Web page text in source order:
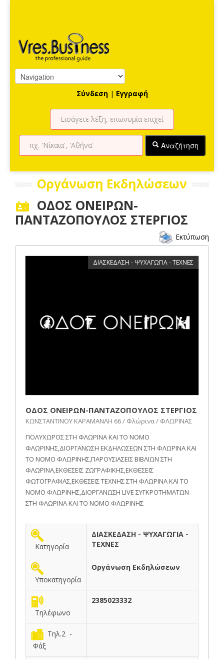
Σύνδεση | Εγγραφή
Αναζήτηση
Οργάνωση Εκδηλώσεων
ΟΔΟΣ ΟΝΕΙΡΩN-
ΠΑΝΤΑΖΟΠΟΥΛΟΣ ΣΤΕΡΓΙΟΣ
Εκτύπωση
ΔΙΑΣΚΕΔΑΣΗ - ΨΥΧΑΓΩΓΙΑ - ΤΕΧΝΕΣ
ΟΔΟΣ ΟΝΕΙΡΩN-ΠΑΝΤΑΖΟΠΟΥΛΟΣ ΣΤΕΡΓΙΟΣ
ΚΩΝΣΤΑΝΤΙΝΟΥ ΚΑΡΑΜΑΝΛΗ 66 / Φλώρινα / ΦΛΩΡΙΝΑΣ
ΠΟΛΥΧΩΡΟΣ ΣΤΗ ΦΛΩΡΙΝΑ ΚΑΙ ΤΟ ΝΟΜΟ
ΦΛΩΡΙΝΗΣ,ΔΙΟΡΓΑΝΩΣΗ ΕΚΔΗΛΩΣΕΩΝ ΣΤΗ ΦΛΩΡΙΝΑ ΚΑΙ
ΤΟ ΝΟΜΟ ΦΛΩΡΙΝΗΣ,ΠΑΡΟΥΣΙΑΣΕΙΣ ΒΙΒΛΙΩΝ ΣΤΗ
ΦΛΩΡΙΝΑ,ΕΚΘΕΣΕΙΣ ΖΩΓΡΑΦΙΚΗΣ,ΕΚΘΕΣΕΙΣ
ΦΩΤΟΓΡΑΦΙΑΣ,ΕΚΘΕΣΕΙΣ ΤΕΧΝΗΣ ΣΤΗ ΦΛΩΡΙΝΑ ΚΑΙ ΤΟ
ΝΟΜΟ ΦΛΩΡΙΝΗΣ,ΔΙΟΡΓΑΝΩΣΗ LIVE ΣΥΓΚΡΟΤΗΜΑΤΩΝ
ΣΤΗ ΦΛΩΡΙΝΑ ΚΑΙ ΤΟ ΝΟΜΟ ΦΛΩΡΙΝΗΣ
Κατηγορία
ΔΙΑΣΚΕΔΑΣΗ - ΨΥΧΑΓΩΓΙΑ -
ΤΕΧΝΕΣ
Υποκατηγορία
Οργάνωση Εκδηλώσεων
Τηλέφωνο
2385023332
Τηλ.2 -
Φάξ